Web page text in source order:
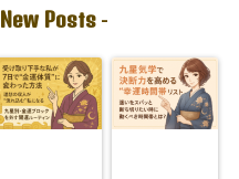
New Posts -